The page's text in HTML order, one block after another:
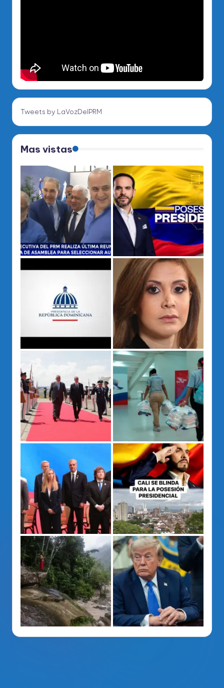
Tweets by LaVozDelPRM
Mas vistas